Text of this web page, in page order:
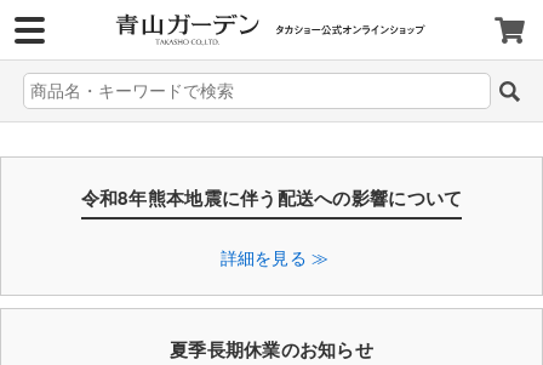
令和8年熊本地震に伴う配送への影響について
詳細を見る ≫
夏季長期休業のお知らせ